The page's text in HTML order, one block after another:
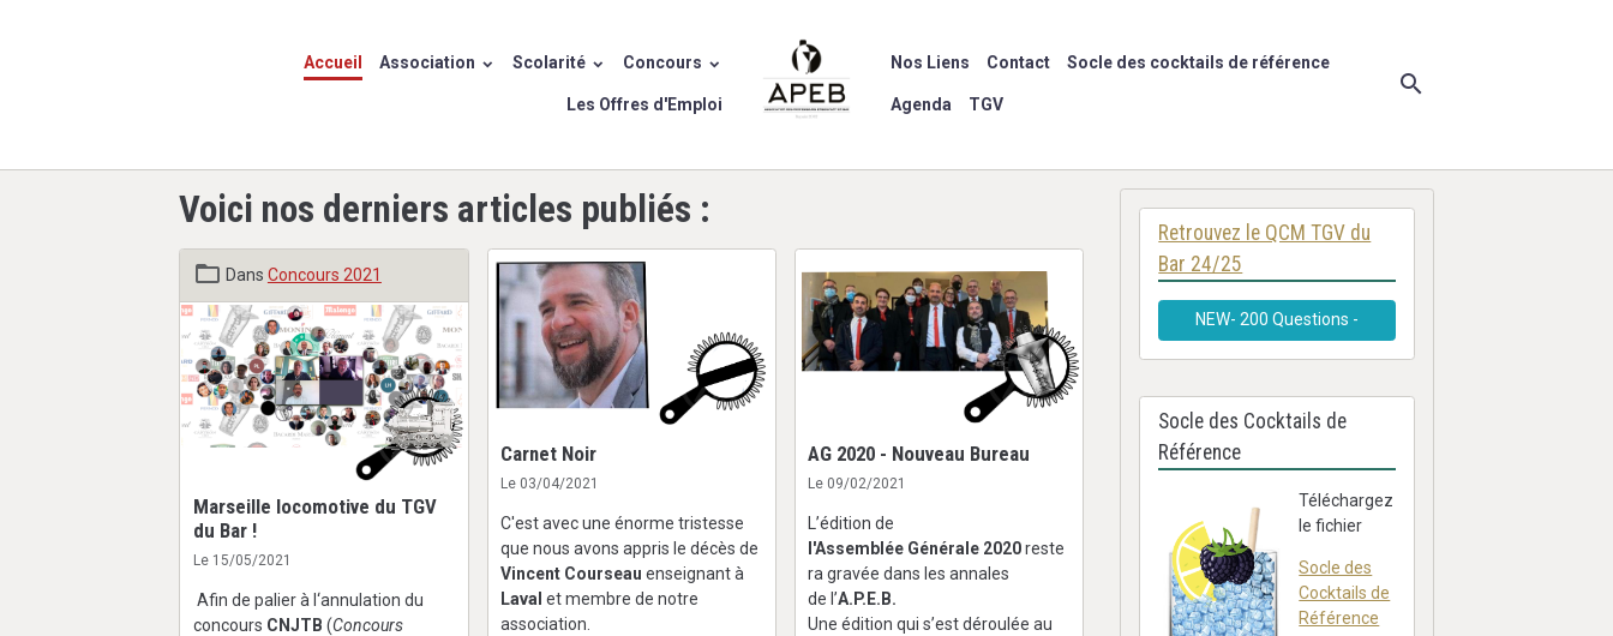
Accueil Association Scolarité Concours
Les Offres d'Emploi
Nos Liens Contact Socle des cocktails de référence
Agenda TGV
Voici nos derniers articles publiés :
Dans Concours 2021
Marseille locomotive du TGV
du Bar !
Le 15/05/2021
Afin de palier à l‘annulation du
concours CNJTB (Concours
Carnet Noir
Le 03/04/2021
C'est avec une énorme tristesse
que nous avons appris le décès de
Vincent Courseau enseignant à
Laval et membre de notre
association.
AG 2020 - Nouveau Bureau
Le 09/02/2021
L’édition de
l'Assemblée Générale 2020reste
ra gravée dans les annales
de l’A.P.E.B.
Une édition qui s’est déroulée au
Retrouvez le QCM TGV du
Bar 24/25
NEW- 200 Questions -
Socle des Cocktails de
Référence
Téléchargez
le fichier
Socle des
Cocktails de
Référence